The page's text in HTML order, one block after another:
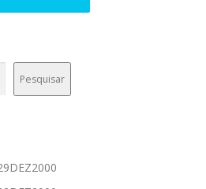
Pesquisar